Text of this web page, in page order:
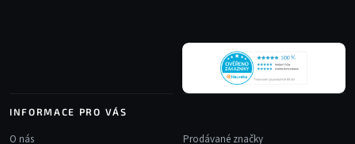
INFORMACE PRO VÁS
O nás
Prodávané značky